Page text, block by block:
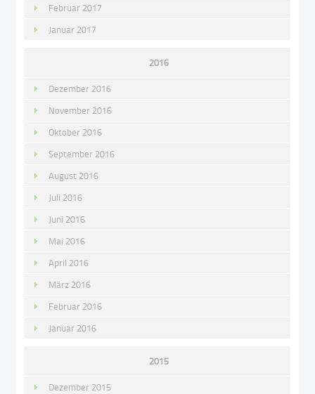
Februar 2017
Januar 2017
2016
Dezember 2016
November 2016
Oktober 2016
September 2016
August 2016
Juli 2016
Juni 2016
Mai 2016
April 2016
März 2016
Februar 2016
Januar 2016
2015
Dezember 2015